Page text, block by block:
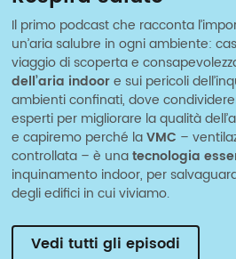
Il primo podcast che racconta
un’aria salubre in ogni ambiente:
viaggio di scoperta e
dell’aria indoore sui pericoli
ambienti confinati, dove
esperti per migliorare la qualità
e capiremo perché laVMC –
controllata – è unatecnologia
inquinamento indoor, per
degli edifici in cui viviamo.
Vedi tutti gli episodi